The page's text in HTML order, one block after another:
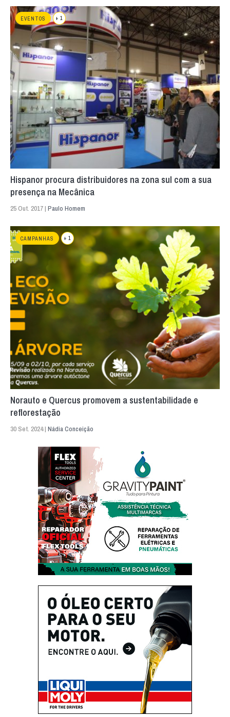
EVENTOS + 1
Hispanor procura distribuidores na zona sul com a sua
presença na Mecânica
25 Out. 2017 | Paulo Homem
CAMPANHAS + 1
Norauto e Quercus promovem a sustentabilidade e
reflorestação
30 Set. 2024 | Nádia Conceição